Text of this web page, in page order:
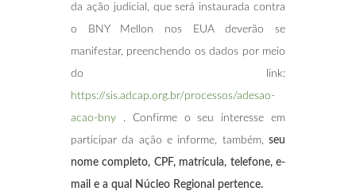
da ação judicial, que será instaurada contra
o BNY Mellon nos EUA deverão se
manifestar, preenchendo os dados por meio
do link:
https://sis.adcap.org.br/processos/adesao-
acao-bny . Confirme o seu interesse em
participar da ação e informe, também, seu
nome completo, CPF, matrícula, telefone, e-
mail e a qual Núcleo Regional pertence.